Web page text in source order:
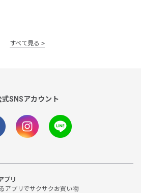
すべて見る
式SNSアカウント
プリ
アプリでサクサクお買い物